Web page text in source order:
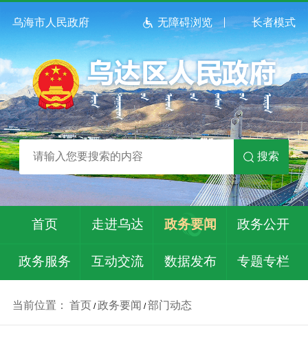
乌海市人民政府 无障碍浏览 长者模式
搜索
首页 走进乌达 政务要闻 政务公开
政务服务 互动交流 数据发布 专题专栏
当前位置： 首页 /政务要闻 /部门动态